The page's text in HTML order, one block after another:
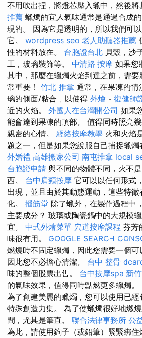
不用吹出捏，將燈芯壓入蠟中，然後將
推薦 蠟燭的宜人氣味通常是通過合成
現的。 因為它是透明的，所以我們可
它。 wordpress seo 老人助聽器推薦
性的材料放在。 台胞證台北 貝殼，沙
工，玻璃裝飾等。 中清路 按摩 如果您
其中，那麼在蠟燭火焰到達之前，需
常重要！ 竹北 推拿 通常，在果凍的情
璃的側面/粘合，以使得 外燴 - 復健師
近的火焰。 外國人在台灣開公司 如果
能會達到果凍的頂部。 值得同時照亮
親密的心情。 經絡按摩教學 火和火焰
題之一，但是如果您說服自己捕捉蠟燭
外婚禮 高雄搬家公司 南屯推拿 local
台胞證申請 與不同的物體不同，火不
西。 台中肩頸按摩 它可以以任何形式
出現，並且由於其動態運動，這些特
化。 播筋堂 除了蠟外，在製作過程中
主要成分？ 玻璃或陶瓷鍋中的大規模
宜。 中式外燴菜單 穴道按摩課程 芬芳
味很有用。 GOOGLE SEARCH
燃燒時不固定蠟燭，因此您需要一個可
因此您不必擔心清潔。 台中 整骨
味的整個股票出售。 台中按摩spa 新
的氣味效果，值得同時點燃更多蠟燭。
為了創建美麗的蠟燭，您可以使用已經
特殊創造力集。 為了使蠟燭很好地燃
間，尤其是筆直。 聯合法律事務所 公
為此，請使用鉤子（或鉛筆）緊緊綁住